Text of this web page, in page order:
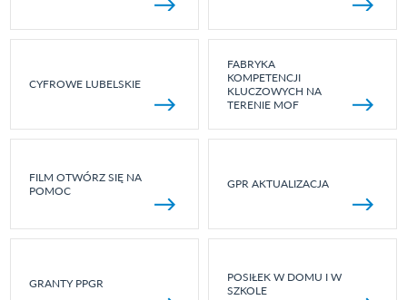
CYFROWE LUBELSKIE
FABRYKA
KOMPETENCJI
KLUCZOWYCH NA
TERENIE MOF
FILM OTWÓRZ SIĘ NA
POMOC
GPR AKTUALIZACJA
GRANTY PPGR
POSIŁEK W DOMU I W
SZKOLE